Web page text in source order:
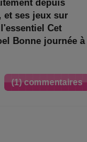
depuis
et ses jeux sur
Cet
Bonne journée à
(1) commentaires